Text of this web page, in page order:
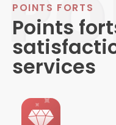
POINTS FORTS
Points
services